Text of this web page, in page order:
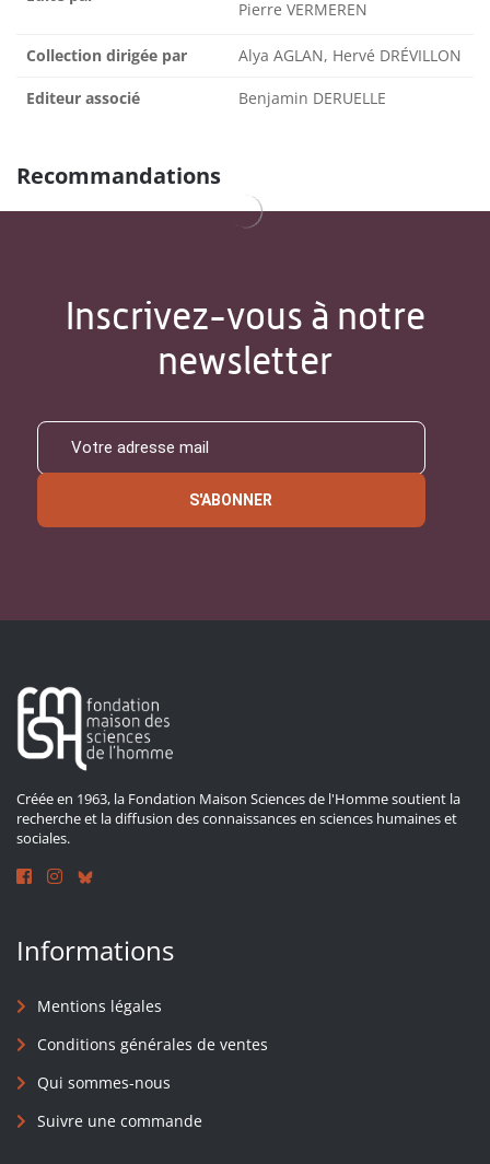
Pierre VERMEREN
Collection dirigée par Alya AGLAN, Hervé DRÉVILLON
Editeur associé Benjamin DERUELLE
Recommandations
Inscrivez-vous à notre
newsletter
S'ABONNER
Créée en 1963, la Fondation Maison Sciences de l'Homme soutient la
recherche et la diffusion des connaissances en sciences humaines et
sociales.
Informations
Mentions légales
Conditions générales de ventes
Qui sommes-nous
Suivre une commande